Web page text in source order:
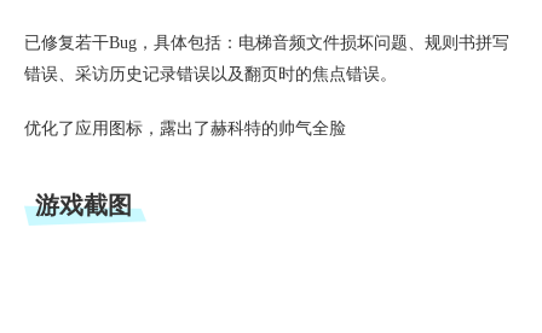
已修复若干Bug，具体包括：电梯音频文件损坏问题、规则书拼写
错误、采访历史记录错误以及翻页时的焦点错误。
优化了应用图标，露出了赫科特的帅气全脸
游戏截图